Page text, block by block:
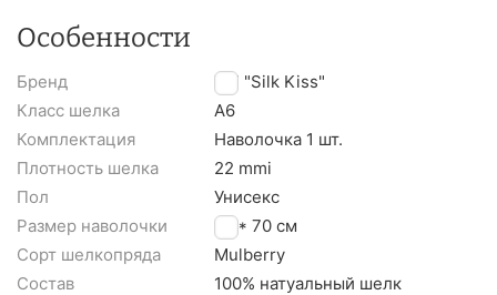
Особенности
Бренд
TM "Silk Kiss"
Класс шелка
A6
Комплектация
Наволочка 1 шт.
Плотность шелка
22 mmi
Пол
Унисекс
Размер наволочки
50 * 70 см
Сорт шелкопряда
Mulberry
Состав
100% натуальный шелк